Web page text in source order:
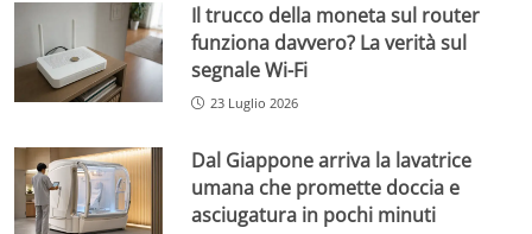
Il trucco della moneta sul router
funziona davvero? La verità sul
segnale Wi-Fi
23 Luglio 2026
Dal Giappone arriva la lavatrice
umana che promette doccia e
asciugatura in pochi minuti